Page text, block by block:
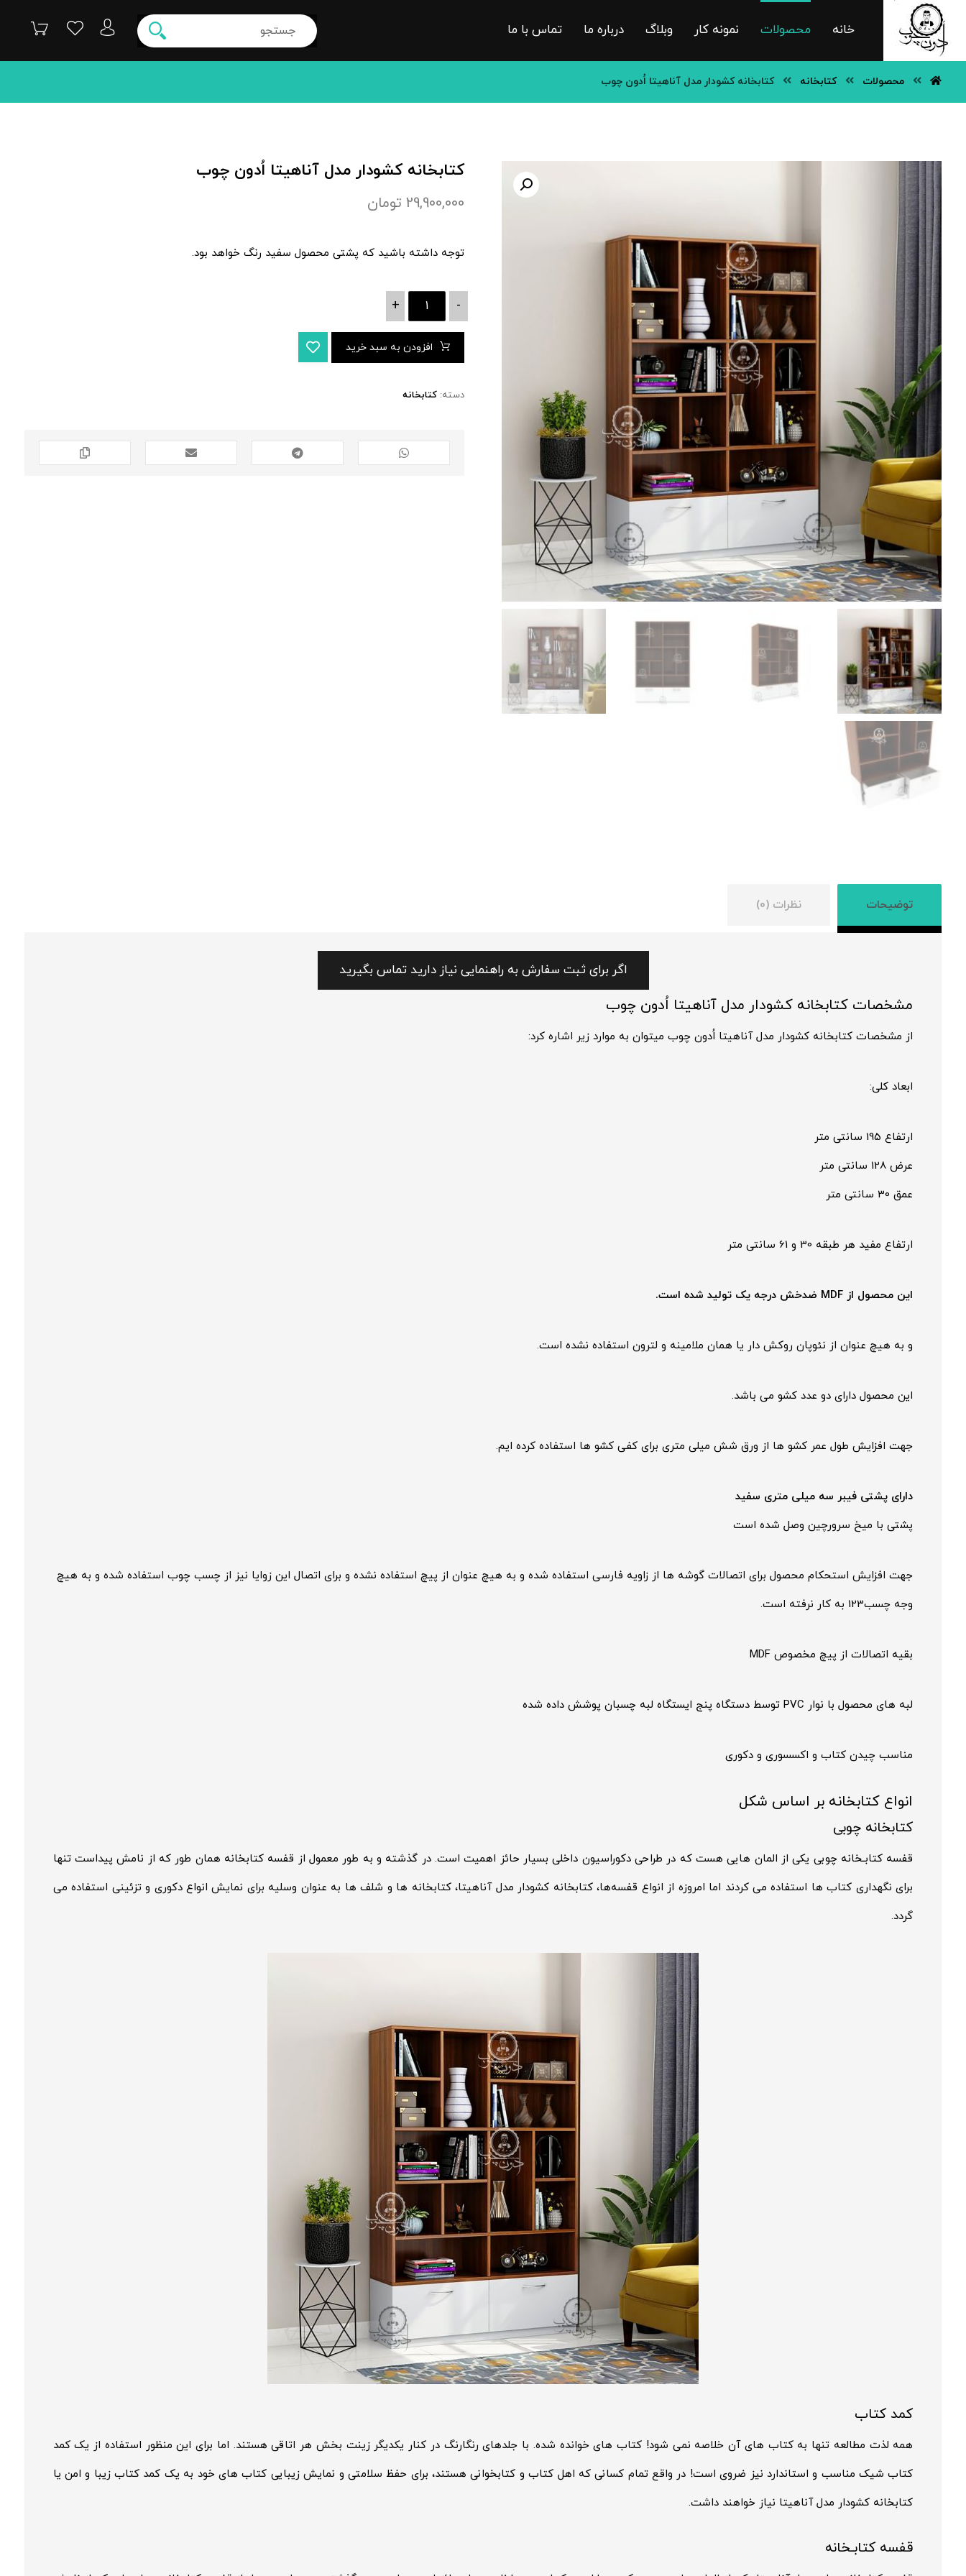
خانه محصولات نمونه کار وبلاگ درباره ما تماس با ما
محصولات کتابخانه کتابخانه کشودار مدل آناهیتا اُدون چوب
کتابخانه کشودار مدل آناهیتا اُدون چوب
29,900,000 تومان
توجه داشته باشید که پشتی محصول سفید رنگ خواهد بود.
-
+
افزودن به سبد خرید
دسته: کتابخانه
توضیحات نظرات (0)
اگر برای ثبت سفارش به راهنمایی نیاز دارید تماس بگیرید
مشخصات کتابخانه کشودار مدل آناهیتا اُدون چوب
از مشخصات کتابخانه کشودار مدل آناهیتا اُدون چوب میتوان به موارد زیر اشاره کرد:
ابعاد کلی:
ارتفاع 195 سانتی متر
عرض 128 سانتی متر
عمق 30 سانتی متر
ارتفاع مفید هر طبقه 30 و 61 سانتی متر
این محصول از MDF ضدخش درجه یک تولید شده است.
و به هیچ عنوان از نئوپان روکش دار یا همان ملامینه و لترون استفاده نشده است.
این محصول دارای دو عدد کشو می باشد.
جهت افزایش طول عمر کشو ها از ورق شش میلی متری برای کفی کشو ها استفاده کرده ایم.
دارای پشتی فیبر سه میلی متری سفید
پشتی با میخ سرورچین وصل شده است
جهت افزایش استحکام محصول برای اتصالات گوشه ها از زاویه فارسی استفاده شده و به هیچ عنوان از پیچ استفاده نشده و برای اتصال این زوایا نیز از چسب چوب استفاده شده و به هیچ
وجه چسب123 به کار نرفته است.
بقیه اتصالات از پیچ مخصوص MDF
لبه های محصول با نوار PVC توسط دستگاه پنج ایستگاه لبه چسبان پوشش داده شده
مناسب چیدن کتاب و اکسسوری و دکوری
انواع کتابخانه بر اساس شکل
کتابخانه چوبی
قفسه کتابـخانه چوبی یکی از المان هایی هست که در طراحی دکوراسیون داخلی بسیار حائز اهمیت است. در گذشته و به طور معمول از قفسه کتابخانه همان طور که از نامش پیداست تنها
برای نگهداری کتاب ها استفاده می کردند اما امروزه از انواع قفسه‌ها، کتابخانه کشودار مدل آناهیتا، کتابخانه ها و شلف ها به عنوان وسلیه برای نمایش انواع دکوری و تزئینی استفاده می
گردد.
کمد کتاب
همه لذت مطالعه تنها به کتاب های آن خلاصه نمی شود! کتاب های خوانده شده. با جلدهای رنگارنگ در کنار یکدیگر زینت بخش هر اتاقی هستند. اما برای این منظور استفاده از یک کمد
کتاب شیک مناسب و استاندارد نیز ضروی است! در واقع تمام کسانی که اهل کتاب و کتابخوانی هستند، برای حفظ سلامتی و نمایش زیبایی کتاب های خود به یک کمد کتاب زیبا و امن یا
کتابخانه کشودار مدل آناهیتا نیاز خواهند داشت.
قفسه کتابـخانه